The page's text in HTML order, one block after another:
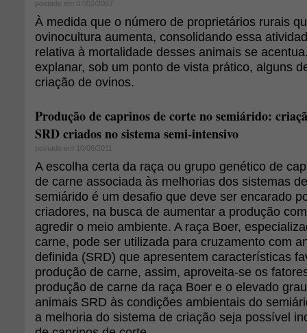
postado em 07/02/2007
À medida que o número de proprietários rurais
ovinocultura aumenta, consolidando essa
relativa à mortalidade desses animais se
explanar, sob um ponto de vista prático, alguns
criação de ovinos.
Produção de caprinos de corte no semiárido:
SRD criados no sistema semi-intensivo
postado em 10/06/2011
A escolha certa da raça ou grupo genético de
de carne associada às melhorias dos sistemas
semiárido é um desafio que deve ser encarado
criadores, na busca de aumentar a produção
agredir o meio ambiente. A raça Boer,
carne, pode ser utilizada para cruzamento com
definida (SRD) que apresentem características
produção de carne, assim, aproveita-se os
produção de carne da raça Boer e o elevado
animais SRD às condições ambientais do
a melhoria do sistema de criação seja possível